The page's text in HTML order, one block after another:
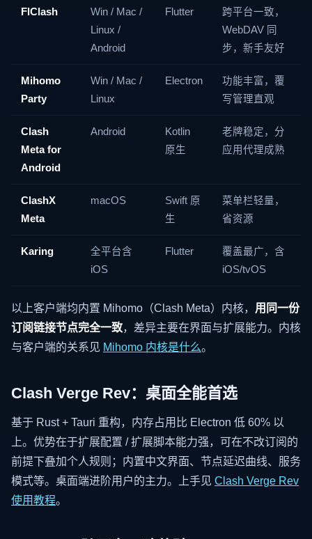
FlClash
Win / Mac /
Linux /
Android
Flutter
跨平台一致，
WebDAV 同
步，新手友好
Mihomo
Party
Win / Mac /
Linux
Electron
功能丰富，覆
写管理直观
Clash
Meta for
Android
Android
Kotlin
原生
老牌稳定，分
应用代理成熟
ClashX
Meta
macOS
Swift 原
生
菜单栏轻量，
省资源
Karing
全平台含
iOS
Flutter
覆盖最广，含
iOS/tvOS
以上客户端均内置 Mihomo（Clash Meta）内核， 用同一份
订阅链接节点完全一致，差异主要在界面与扩展能力。内核
与客户端的关系见 Mihomo 内核是什么。
Clash Verge Rev：桌面全能首选
基于 Rust + Tauri 重构，内存占用比 Electron 低 60% 以
上。优势在于扩展配置 / 扩展脚本能力强，可在不改订阅的
前提下叠加个人规则；内置中文界面、节点延迟曲线、服务
模式等。桌面端进阶用户的主力。上手见 Clash Verge Rev
使用教程。